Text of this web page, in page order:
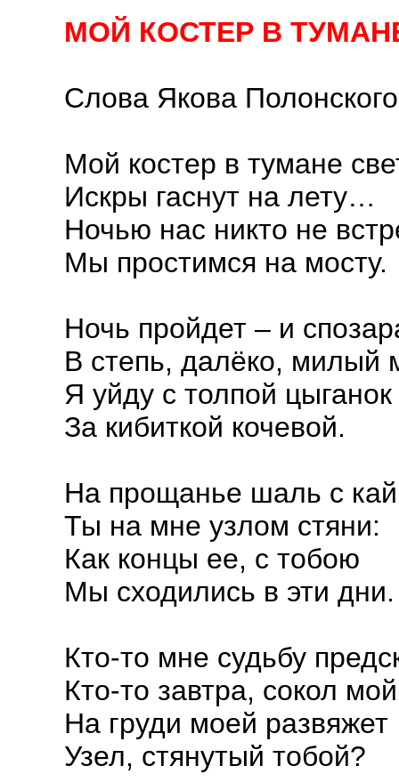
МОЙ КОСТЕР В
Слова Якова Полонского
Мой костер в тумане
Искры гаснут на лету…
Ночью нас никто не
Мы простимся на мосту.
Ночь пройдет – и
В степь, далёко, милый
Я уйду с толпой цыганок
За кибиткой кочевой.
На прощанье шаль с
Ты на мне узлом стяни:
Как концы ее, с тобою
Мы сходились в эти дни.
Кто-то мне судьбу
Кто-то завтра, сокол
На груди моей развяжет
Узел, стянутый тобой?